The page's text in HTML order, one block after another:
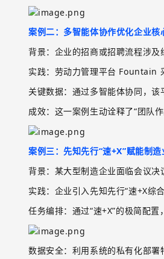
案例二：多智能体协作优化企业核
背景：企业的招商或招聘流程涉
实践：劳动力管理平台 Fountain
关键数据：通过多智能体协同，
成效：这一案例生动诠释了“团队
案例三：先知先行“速+X”赋能制
背景：某大型制造企业面临会议
实践：企业引入先知先行“速+X综
任务编排：通过“速+X”的极简配置
数据安全：利用系统的私有化部署